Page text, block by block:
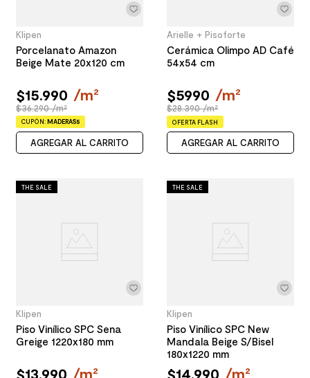
Klipen
Porcelanato Amazon
Beige Mate 20x120 cm
$15.990 /m²
$36.290 /m²
CUPÓN:MADERAS5
AGREGAR AL CARRITO
Arielle + Pisoforte
Cerámica Olimpo AD Café
54x54 cm
$5990 /m²
$28.390 /m²
OFERTA FLASH
AGREGAR AL CARRITO
THE SALE
Klipen
Piso Vinílico SPC Sena
Greige 1220x180 mm
$13.990 /m²
THE SALE
Klipen
Piso Vinílico SPC New
Mandala Beige S/Bisel
180x1220 mm
$14.990 /m²